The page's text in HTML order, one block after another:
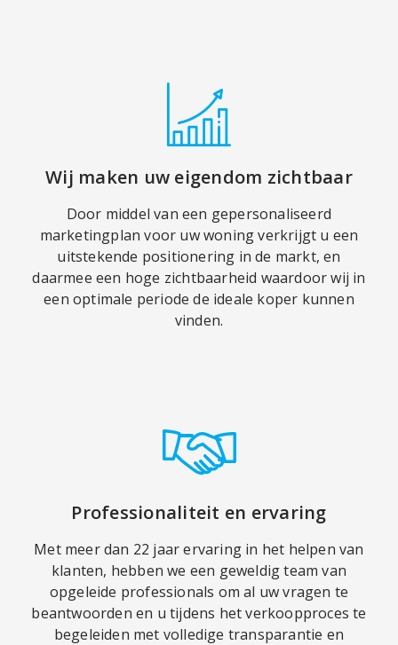
Wij maken uw eigendom zichtbaar
Door middel van een gepersonaliseerd
marketingplan voor uw woning verkrijgt u een
uitstekende positionering in de markt, en
daarmee een hoge zichtbaarheid waardoor wij in
een optimale periode de ideale koper kunnen
vinden.
Professionaliteit en ervaring
Met meer dan 22 jaar ervaring in het helpen van
klanten, hebben we een geweldig team van
opgeleide professionals om al uw vragen te
beantwoorden en u tijdens het verkoopproces te
begeleiden met volledige transparantie en